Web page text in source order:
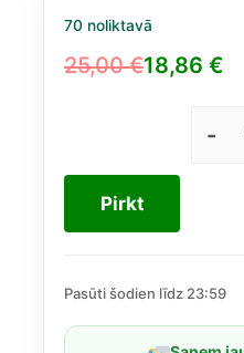
70 noliktavā
25,00€
Original
25,00 €.
18,86 €
Current
18,86 €.
Pirkt
Pasūti šodien līdz 23:59